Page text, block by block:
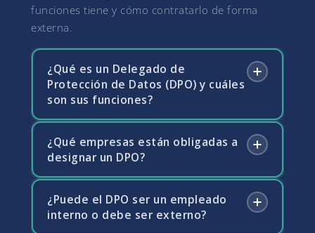
funciones tiene y cómo contratarlo de forma
externa.
¿Qué es un Delegado de
Protección de Datos (DPO) y cuáles
son sus funciones?
El DPO es la figura encargada de supervisar el
cumplimiento del RGPD dentro de una
organización. Sus funciones incluyen informar
y asesorar al responsable del tratamiento,
supervisar el cumplimiento normativo, actuar
¿Qué empresas están obligadas a
designar un DPO?
Son obligados los organismos públicos,
empresas que traten a gran escala categorías
¿Puede el DPO ser un empleado
interno o debe ser externo?